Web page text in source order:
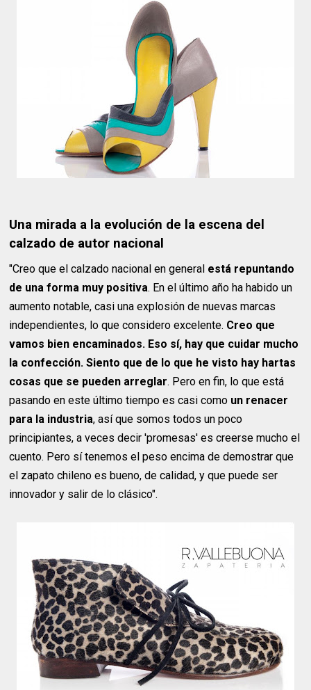
Una mirada a la evolución de la escena del
calzado de autor nacional
"Creo que el calzado nacional en general está repuntando
de una forma muy positiva. En el último año ha habido un
aumento notable, casi una explosión de nuevas marcas
independientes, lo que considero excelente. Creo que
vamos bien encaminados. Eso sí, hay que cuidar mucho
la confección. Siento que de lo que he visto hay hartas
cosas que se pueden arreglar. Pero en fin, lo que está
pasando en este último tiempo es casi como un renacer
para la industria, así que somos todos un poco
principiantes, a veces decir 'promesas' es creerse mucho el
cuento. Pero sí tenemos el peso encima de demostrar que
el zapato chileno es bueno, de calidad, y que puede ser
innovador y salir de lo clásico".